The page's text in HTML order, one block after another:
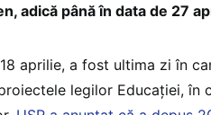
adică până în data de 27
aprilie, a fost ultima zi în
legilor Educației, în